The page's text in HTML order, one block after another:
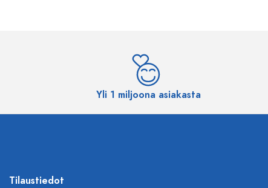
Yli 1 miljoona asiakasta
Tilaustiedot